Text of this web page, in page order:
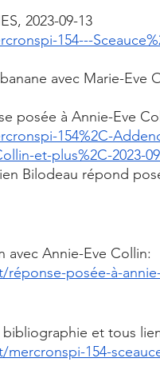
2023-09-13
154---
avec Marie-Eve
posée à Annie-Eve
154%2C-
et-plus%2C-2023-
Bilodeau répond
Annie-Eve Collin:
posée-à-
et tous
154-